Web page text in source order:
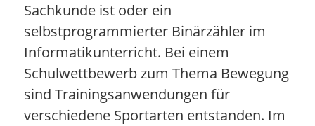
Sachkunde ist oder ein
selbstprogrammierter Binärzähler im
Informatikunterricht. Bei einem
Schulwettbewerb zum Thema Bewegung
sind Trainingsanwendungen für
verschiedene Sportarten entstanden. Im